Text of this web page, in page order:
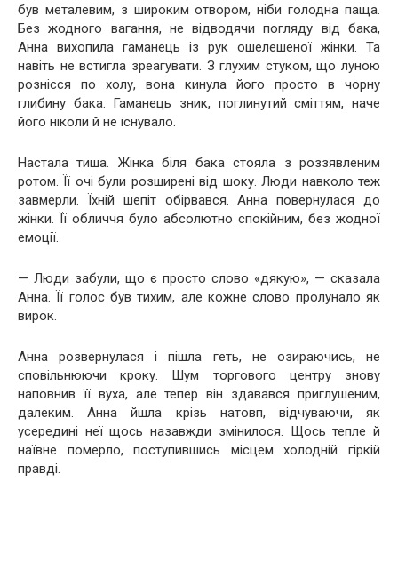
був металевим, з широким отвором, ніби голодна паща.
Без жодного вагання, не відводячи погляду від бака,
Анна вихопила гаманець із рук ошелешеної жінки. Та
навіть не встигла зреагувати. З глухим стуком, що луною
рознісся по холу, вона кинула його просто в чорну
глибину бака. Гаманець зник, поглинутий сміттям, наче
його ніколи й не існувало.
Настала тиша. Жінка біля бака стояла з роззявленим
ротом. Її очі були розширені від шоку. Люди навколо теж
завмерли. Їхній шепіт обірвався. Анна повернулася до
жінки. Її обличчя було абсолютно спокійним, без жодної
емоції.
— Люди забули, що є просто слово «дякую», — сказала
Анна. Її голос був тихим, але кожне слово пролунало як
вирок.
Анна розвернулася і пішла геть, не озираючись, не
сповільнюючи кроку. Шум торгового центру знову
наповнив її вуха, але тепер він здавався приглушеним,
далеким. Анна йшла крізь натовп, відчуваючи, як
усередині неї щось назавжди змінилося. Щось тепле й
наївне померло, поступившись місцем холодній гіркій
правді.